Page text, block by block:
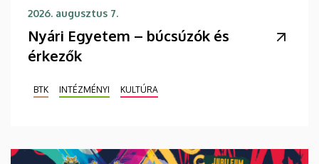
2026. augusztus 7.
Nyári Egyetem – búcsúzók és
érkezők
BTK INTÉZMÉNYI KULTÚRA